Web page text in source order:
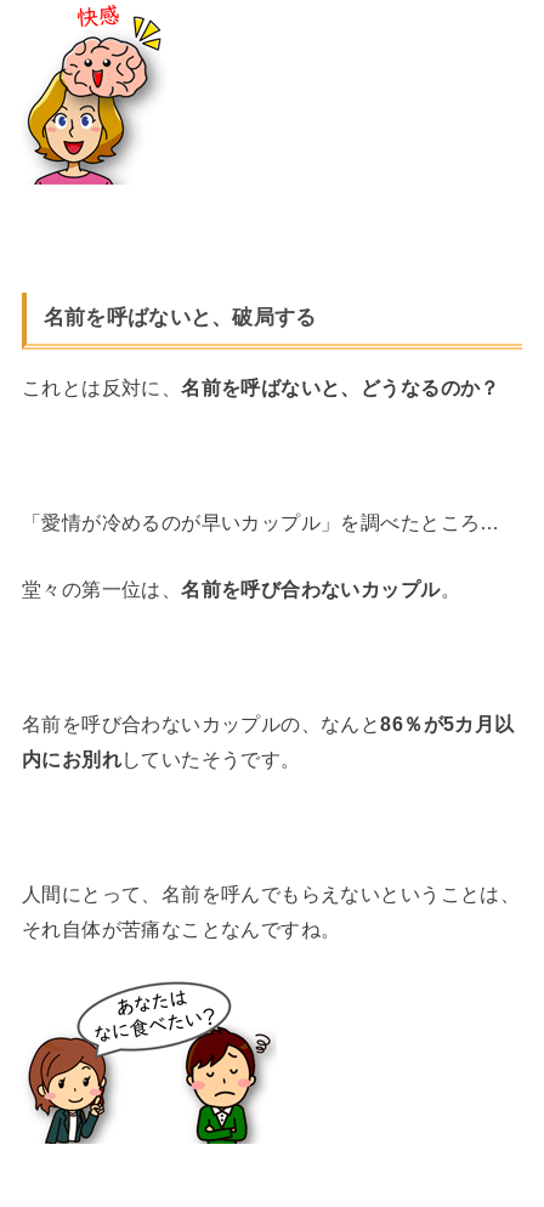
名前を呼ばないと、破局する
これとは反対に、名前を呼ばないと、どうなるのか？
「愛情が冷めるのが早いカップル」を調べたところ…
堂々の第一位は、名前を呼び合わないカップル。
名前を呼び合わないカップルの、なんと86％が5カ月以
内にお別れしていたそうです。
人間にとって、名前を呼んでもらえないということは、
それ自体が苦痛なことなんですね。